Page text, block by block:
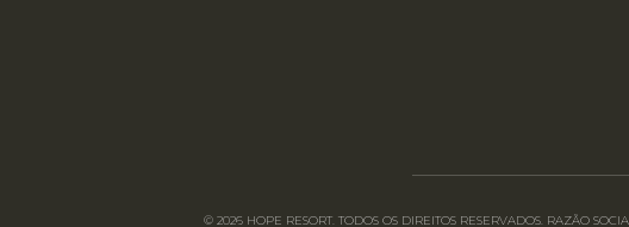
© 2026 HOPE RESORT. TODOS OS DIREITOS RESERVADOS. RAZÃO